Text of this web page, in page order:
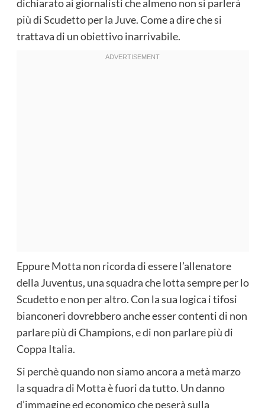
dichiarato ai giornalisti che almeno non si parlerà
più di Scudetto per la Juve. Come a dire che si
trattava di un obiettivo inarrivabile.
Eppure Motta non ricorda di essere l’allenatore
della Juventus, una squadra che lotta sempre per lo
Scudetto e non per altro. Con la sua logica i tifosi
bianconeri dovrebbero anche esser contenti di non
parlare più di Champions, e di non parlare più di
Coppa Italia.
Si perchè quando non siamo ancora a metà marzo
la squadra di Motta è fuori da tutto. Un danno
d’immagine ed economico che peserà sulla